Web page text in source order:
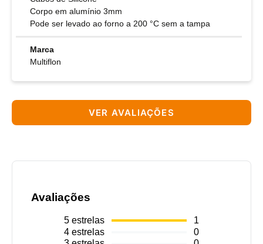
Corpo em alumínio 3mm
Pode ser levado ao forno a 200 °C sem a tampa
Marca
Multiflon
VER AVALIAÇÕES
Avaliações
5 estrelas
4 estrelas
1
0